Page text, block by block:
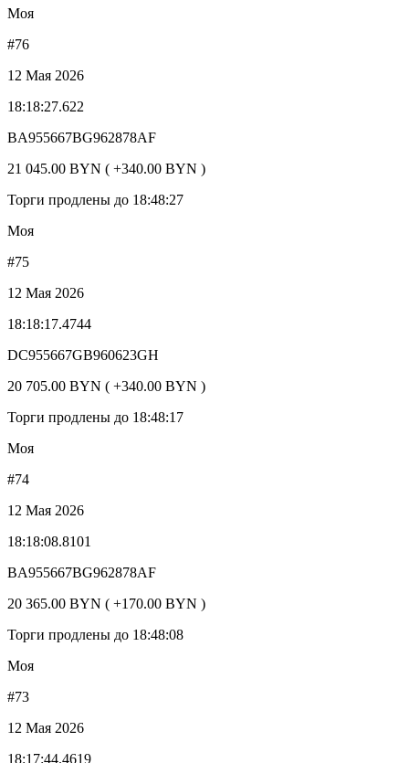
Моя
#76
12 Мая 2026
18:18:27.622
BA955667BG962878AF
21 045.00 BYN ( +340.00 BYN )
Торги продлены до 18:48:27
Моя
#75
12 Мая 2026
18:18:17.4744
DC955667GB960623GH
20 705.00 BYN ( +340.00 BYN )
Торги продлены до 18:48:17
Моя
#74
12 Мая 2026
18:18:08.8101
BA955667BG962878AF
20 365.00 BYN ( +170.00 BYN )
Торги продлены до 18:48:08
Моя
#73
12 Мая 2026
18:17:44.4619